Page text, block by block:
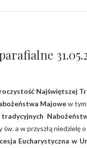
Najświętszej
Majowew tym
św. a w przyszłą niedzielę
Eucharystyczna w